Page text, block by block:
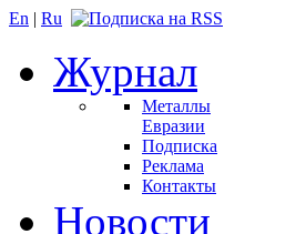
En | Ru
Журнал
Металлы
Евразии
Подписка
Реклама
Контакты
Новости